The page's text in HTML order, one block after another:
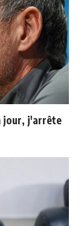
jour, j'arrête